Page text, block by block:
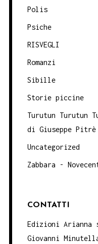
Polis
Psiche
RISVEGLI
Romanzi
Sibille
Storie piccine
Turutun Turutun
di Giuseppe Pitrè
Uncategorized
Zabbara -
CONTATTI
Edizioni Arianna
Giovanni